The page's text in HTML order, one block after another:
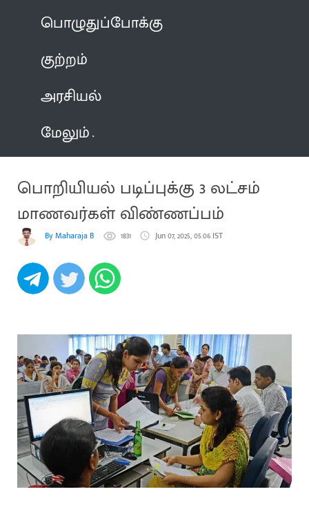
பொழுதுப்போக்கு
குற்றம்
அரசியல்
மேலும்
பொறியியல் படிப்புக்கு 3 லட்சம்
மாணவர்கள் விண்ணப்பம்
By Maharaja B 1831 Jun 07, 2025, 05:06 IST